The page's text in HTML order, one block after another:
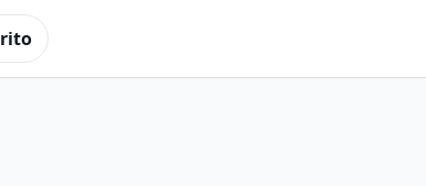
– LenovoPlaca